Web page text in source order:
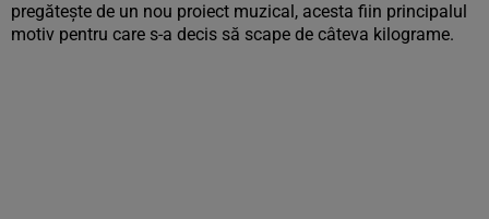
pregătește de un nou proiect muzical, acesta fiin principalul
motiv pentru care s-a decis să scape de câteva kilograme.